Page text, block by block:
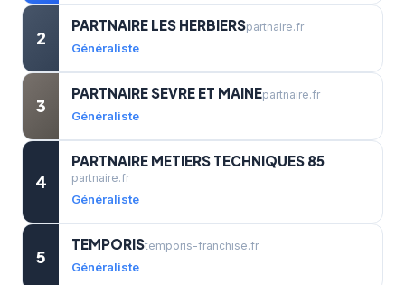
2
PARTNAIRE LES HERBIERSpartnaire.fr
Généraliste
3
PARTNAIRE SEVRE ET MAINEpartnaire.fr
Généraliste
4
PARTNAIRE METIERS TECHNIQUES 85
partnaire.fr
Généraliste
5
TEMPORIStemporis-franchise.fr
Généraliste